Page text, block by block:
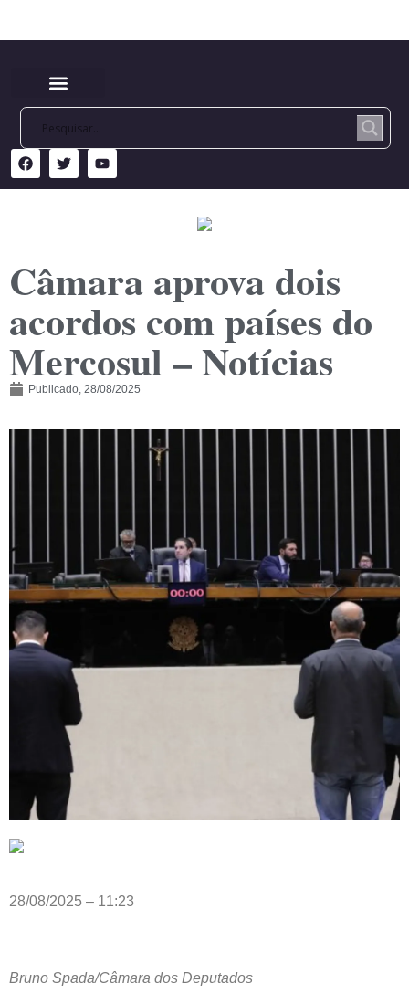
Câmara aprova dois
acordos com países do
Mercosul – Notícias
Publicado, 28/08/2025
28/08/2025 – 11:23
Bruno Spada/Câmara dos Deputados